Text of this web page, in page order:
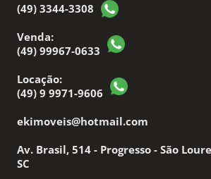
(49) 3344-3308
Venda:
(49) 99967-0633
Locação:
(49) 9 9971-9606
ekimoveis@hotmail.com
Av. Brasil, 514 - Progresso - São
SC